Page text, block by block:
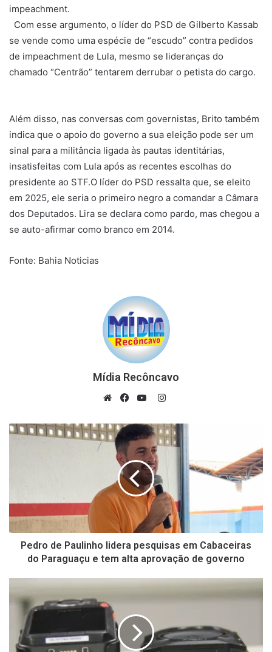
impeachment.
Com esse argumento, o líder do PSD de Gilberto Kassab
se vende como uma espécie de “escudo” contra pedidos
de impeachment de Lula, mesmo se lideranças do
chamado “Centrão” tentarem derrubar o petista do cargo.
Além disso, nas conversas com governistas, Brito também
indica que o apoio do governo a sua eleição pode ser um
sinal para a militância ligada às pautas identitárias,
insatisfeitas com Lula após as recentes escolhas do
presidente ao STF.O líder do PSD ressalta que, se eleito
em 2025, ele seria o primeiro negro a comandar a Câmara
dos Deputados. Lira se declara como pardo, mas chegou a
se auto-afirmar como branco em 2014.
Fonte: Bahia Noticias
Mídia Recôncavo
Instagram
Pedro de Paulinho lidera pesquisas em Cabaceiras
do Paraguaçu e tem alta aprovação de governo